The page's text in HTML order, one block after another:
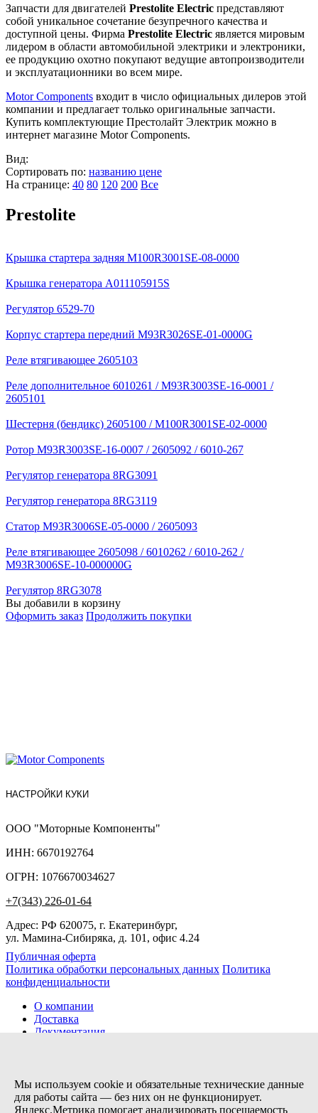
Запчасти для двигателей Prestolite Electric представляют
собой уникальное сочетание безупречного качества и
доступной цены. Фирма Prestolite Electric является мировым
лидером в области автомобильной электрики и электроники,
ее продукцию охотно покупают ведущие автопроизводители
и эксплуатационники во всем мире.
Motor Components входит в число официальных дилеров этой
компании и предлагает только оригинальные запчасти.
Купить комплектующие Престолайт Электрик можно в
интернет магазине Motor Components.
Вид:
Сортировать по: названию цене
На странице: 40 80 120 200 Все
Prestolite
Крышка стартера задняя M100R3001SE-08-0000
Крышка генератора A011105915S
Регулятор 6529-70
Корпус стартера передний M93R3026SE-01-0000G
Реле втягивающее 2605103
Реле дополнительное 6010261 / M93R3003SE-16-0001 /
2605101
Шестерня (бендикс) 2605100 / M100R3001SE-02-0000
Ротор M93R3003SE-16-0007 / 2605092 / 6010-267
Регулятор генератора 8RG3091
Регулятор генератора 8RG3119
Статор M93R3006SE-05-0000 / 2605093
Реле втягивающее 2605098 / 6010262 / 6010-262 /
M93R3006SE-10-000000G
Регулятор 8RG3078
Вы добавили в корзину
Оформить заказ Продолжить покупки
НАСТРОЙКИ КУКИ
ООО "Моторные Компоненты"
ИНН: 6670192764
ОГРН: 1076670034627
+7(343) 226-01-64
Адрес: РФ 620075, г. Екатеринбург,
ул. Мамина-Сибиряка, д. 101, офис 4.24
Публичная оферта
Политика обработки персональных данных Политика
конфиденциальности
О компании
Доставка
Документация
Контакты
Мы используем cookie и обязательные технические данные
для работы сайта — без них он не функционирует.
Яндекс.Метрика помогает анализировать посещаемость